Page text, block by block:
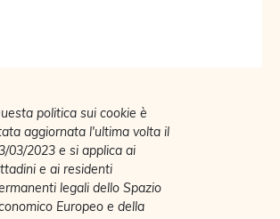
politica sui cookie è
aggiornata l'ultima volta il
03/2023 e si applica ai
e ai residenti
legali dello Spazio
Europeo e della